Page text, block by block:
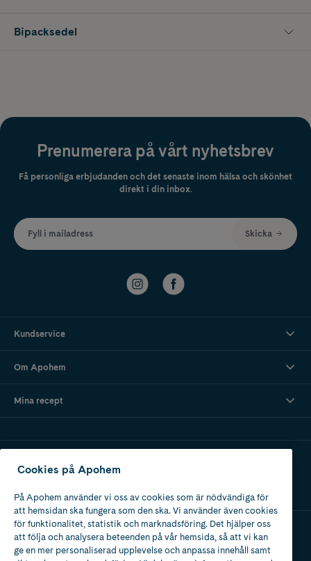
Bipacksedel
Prenumerera på vårt nyhetsbrev
Få personliga erbjudanden och det senaste inom hälsa och skönhet
direkt i din inbox.
Fyll i mailadress Skicka
Kundservice
Om Apohem
Mina recept
Apotek med tillstånd
av Läkemedelsverket
Cookies på Apohem
På Apohem använder vi oss av cookies som är nödvändiga för
att hemsidan ska fungera som den ska. Vi använder även cookies
för funktionalitet, statistik och marknadsföring. Det hjälper oss
att följa och analysera beteenden på vår hemsida, så att vi kan
ge en mer personaliserad upplevelse och anpassa innehåll samt